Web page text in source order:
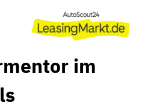
im